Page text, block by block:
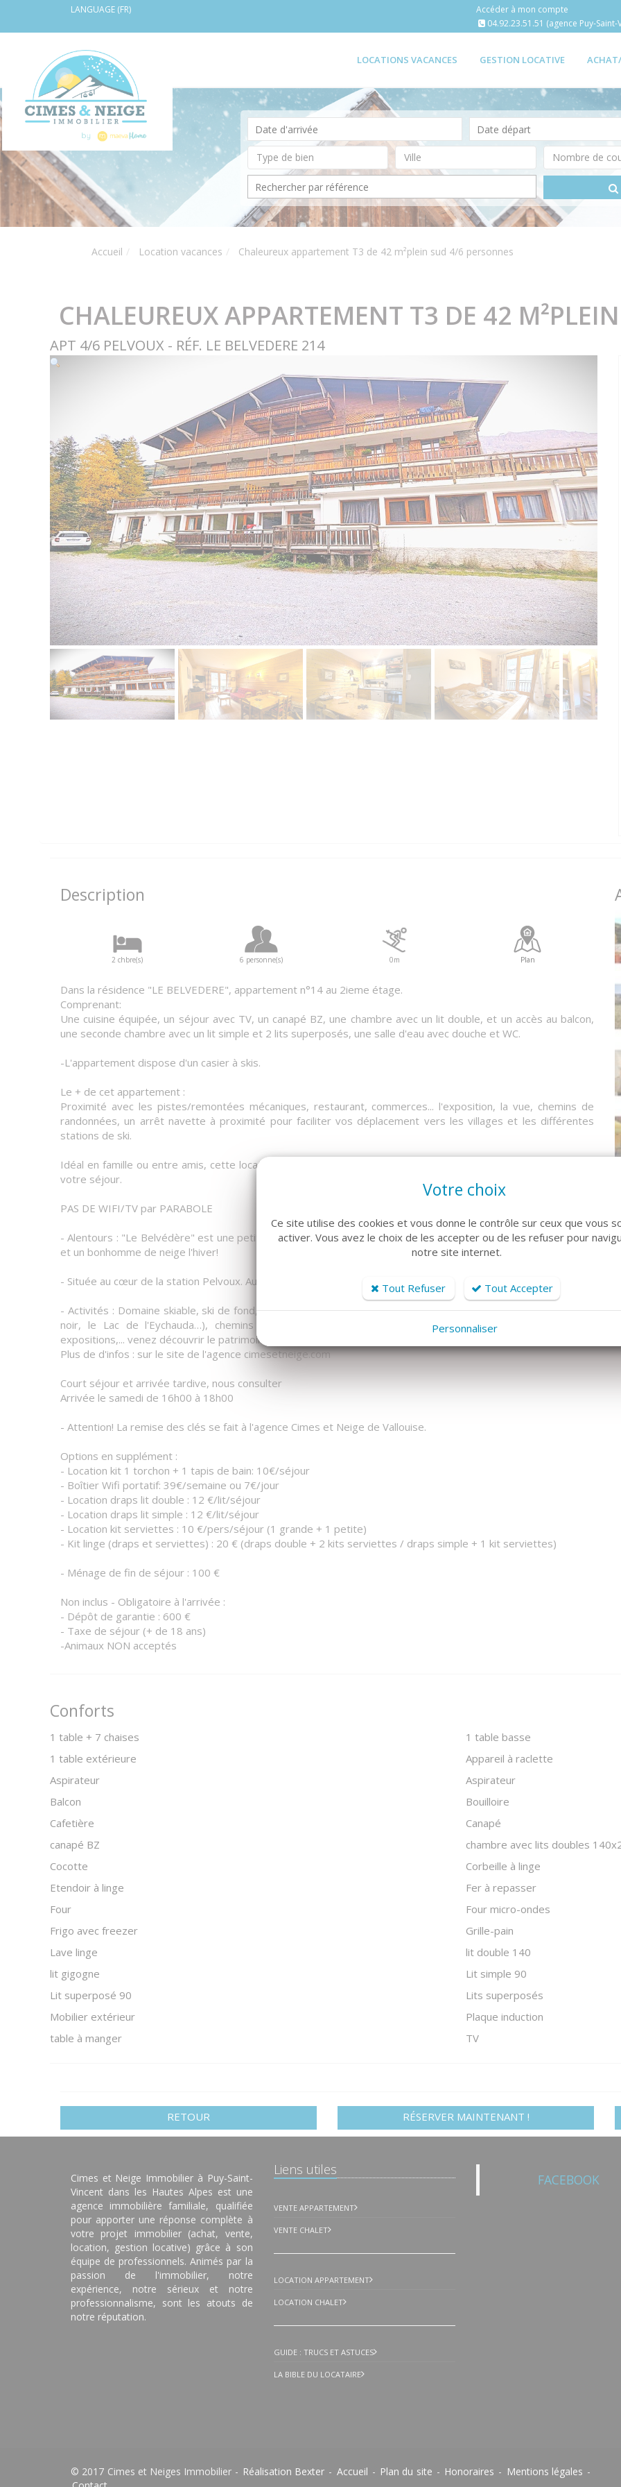
LANGUAGE (FR)
Accéder à mon compte
04.92.23.51.51 (agence Puy-
LOCATIONS VACANCES GESTION LOCATIVE
Accueil Location vacances Chaleureux appartement T3 de 42 m²plein sud 4/6 personnes
CHALEUREUX APPARTEMENT T3 DE 42
APT 4/6 PELVOUX - RÉF. LE BELVEDERE 214
Description
2 chbre(s) 6 personne(s) 0m Plan
Dans la résidence "LE BELVEDERE", appartement n°14 au 2ieme étage.
Comprenant:
Une cuisine équipée, un séjour avec TV, un canapé BZ, une chambre avec un lit double, et un accès au balcon,
une seconde chambre avec un lit simple et 2 lits superposés, une salle d'eau avec douche et WC.
-L'appartement dispose d'un casier à skis.
Le + de cet appartement :
Proximité avec les pistes/remontées mécaniques, restaurant, commerces... l'exposition, la vue, chemins de
randonnées, un arrêt navette à proximité pour faciliter vos déplacement vers les villages et les différentes
stations de ski.
Idéal en famille ou entre amis, cette location vacances vous offrira tout le confort nécessaire pour profiter de
votre séjour.
PAS DE WIFI/TV par PARABOLE
- Alentours : "Le Belvédère" est une petite Résidence à proximité des pistes, idéal pour faire du ski, de la luge,
et un bonhomme de neige l'hiver!
- Située au cœur de la station Pelvoux. Au 2ieme étage de la Résidence.
- Activités : Domaine skiable, ski de fond, luge, ski de randonnée, de nombreuses randonnées (Glacier blanc et
noir, le Lac de l'Eychauda…), chemins de VTT, parapente, balade à cheval, les marchés des artisans,
expositions,... venez découvrir le patrimoine et les paysages situés au cœur du Parc National des Écrins.
Plus de d'infos : sur le site de l'agence cimesetneige.com
Court séjour et arrivée tardive, nous consulter
Arrivée le samedi de 16h00 à 18h00
- Attention! La remise des clés se fait à l'agence Cimes et Neige de Vallouise.
Options en supplément :
- Location kit 1 torchon + 1 tapis de bain: 10€/séjour
- Boîtier Wifi portatif: 39€/semaine ou 7€/jour
- Location draps lit double : 12 €/lit/séjour
- Location draps lit simple : 12 €/lit/séjour
- Location kit serviettes : 10 €/pers/séjour (1 grande + 1 petite)
- Kit linge (draps et serviettes) : 20 € (draps double + 2 kits serviettes / draps simple + 1 kit serviettes)
- Ménage de fin de séjour : 100 €
Non inclus - Obligatoire à l'arrivée :
- Dépôt de garantie : 600 €
- Taxe de séjour (+ de 18 ans)
-Animaux NON acceptés
Conforts
1 table + 7 chaises
1 table basse
1 table extérieure
Appareil à raclette
Aspirateur
Aspirateur
Balcon
Bouilloire
Cafetière
Canapé
canapé BZ
chambre avec lits doubles
Cocotte
Corbeille à linge
Etendoir à linge
Fer à repasser
Four
Four micro-ondes
Frigo avec freezer
Grille-pain
Lave linge
lit double 140
lit gigogne
Lit simple 90
Lit superposé 90
Lits superposés
Mobilier extérieur
Plaque induction
table à manger
TV
RETOUR RÉSERVER MAINTENANT !
Cimes et Neige Immobilier à Puy-Saint-
Vincent dans les Hautes Alpes est une
agence immobilière familiale, qualifiée
pour apporter une réponse complète à
votre projet immobilier (achat, vente,
location, gestion locative) grâce à son
équipe de professionnels. Animés par la
passion de l'immobilier, notre
expérience, notre sérieux et notre
professionnalisme, sont les atouts de
notre réputation.
Liens utiles
VENTE APPARTEMENT
VENTE CHALET
LOCATION APPARTEMENT
LOCATION CHALET
GUIDE : TRUCS ET ASTUCES
LA BIBLE DU LOCATAIRE
FACEBOOK
© 2017 Cimes et Neiges Immobilier - Réalisation Bexter - Accueil - Plan du site - Honoraires - Mentions légales -
Votre choix
Ce site utilise des cookies et vous donne le contrôle sur ceux que vous
activer. Vous avez le choix de les accepter ou de les refuser pour
notre site internet.
Tout Refuser Tout Accepter
Personnaliser